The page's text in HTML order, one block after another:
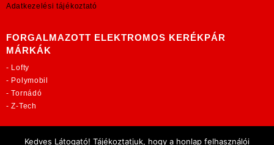
Adatkezelési tájékoztató
FORGALMAZOTT ELEKTROMOS KERÉKPÁR
MÁRKÁK
- Lofty
- Polymobil
-Tornádó
-Z-Tech
Kedves Látogató! Tájékoztatjuk, hogy a honlap felhasználói